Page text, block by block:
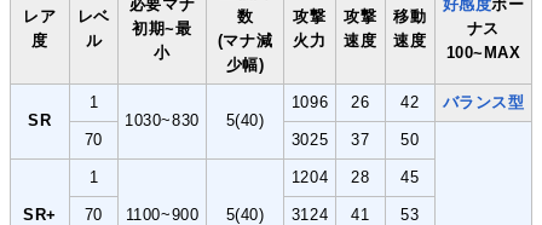
レア
度
レベ
ル
必要マナ
初期~最
小
数
(マナ減
少幅)
攻撃
火力
攻撃
速度
移動
速度
好感度ボー
ナス
100~MAX
SR
1
1030~830
5(40)
1096 26 42 バランス型
70 3025 37 50
SR+
1
1100~900 5(40)
1204 28 45
70 3124 41 53